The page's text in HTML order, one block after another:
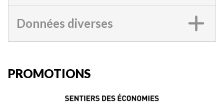
Données diverses
PROMOTIONS